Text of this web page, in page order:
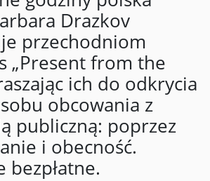
Drazkov
przechodniom
„Present from the
ich do odkrycia
obcowania z
publiczną: poprzez
i obecność.
bezpłatne.